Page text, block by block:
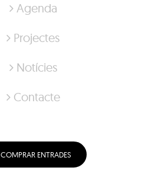
Agenda
Projectes
Notícies
Contacte
COMPRAR ENTRADES